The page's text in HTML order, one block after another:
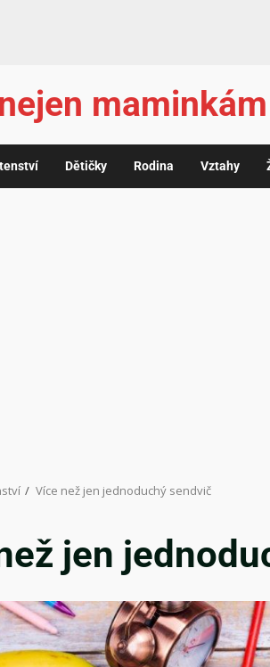
maminkám
Dětičky Rodina Vztahy
Více než jen jednoduchý sendvič
jen